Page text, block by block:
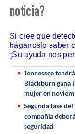
noticia?
Si cree que
háganoslo saber
¡Su ayuda nos
Tennessee
Blackburn gana
mujer en
Segunda fase
compañía
seguridad